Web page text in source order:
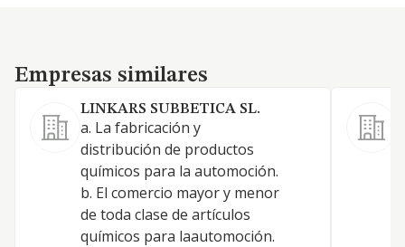
Empresas similares
Empresas similares
LINKARS SUBBETICA SL.
a. La fabricación y
distribución de productos
químicos para la automoción.
b. El comercio mayor y menor
de toda clase de artículos
químicos para laautomoción.